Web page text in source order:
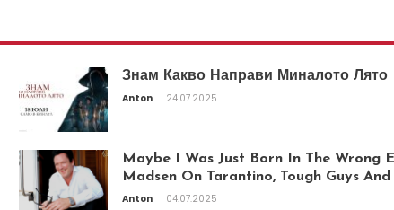
Знам Какво Направи Миналото Лято
Anton 24.07.2025
Maybe I Was Just Born In The Wrong
Madsen On Tarantino, Tough Guys
Anton 04.07.2025